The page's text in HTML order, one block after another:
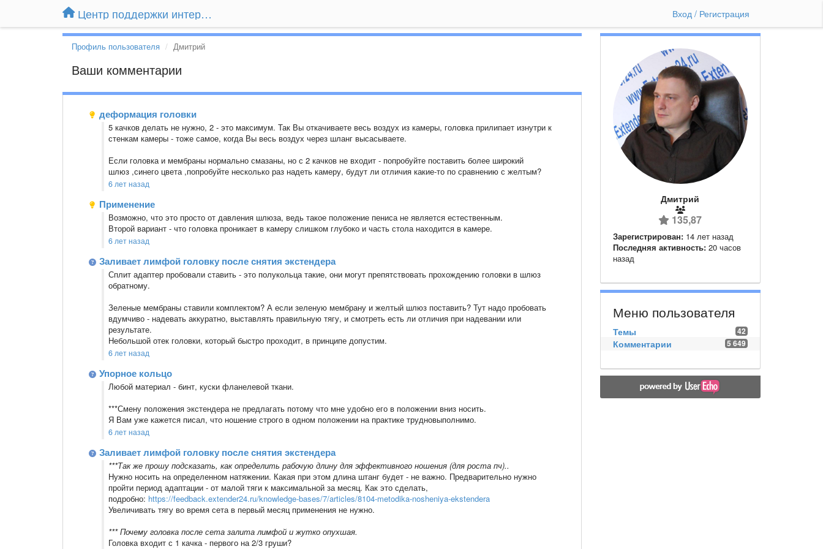
Центр поддержки интернет-магазина Extender24.ru Вход / Регистрация
Профиль пользователя Дмитрий
Ваши комментарии
деформация головки
5 качков делать не нужно, 2 - это максимум. Так Вы откачиваете весь воздух из камеры, головка прилипает изнутри к
стенкам камеры - тоже самое, когда Вы весь воздух через шланг высасываете.
Если головка и мембраны нормально смазаны, но с 2 качков не входит - попробуйте поставить более широкий
шлюз ,синего цвета ,попробуйте несколько раз надеть камеру, будут ли отличия какие-то по сравнению с желтым?
6 лет назад
Применение
Возможно, что это просто от давления шлюза, ведь такое положение пениса не является естественным.
Второй вариант - что головка проникает в камеру слишком глубоко и часть стола находится в камере.
6 лет назад
Заливает лимфой головку после снятия экстендера
Сплит адаптер пробовали ставить - это полукольца такие, они могут препятствовать прохождению головки в шлюз
обратному.
Зеленые мембраны ставили комплектом? А если зеленую мембрану и желтый шлюз поставить? Тут надо пробовать
вдумчиво - надевать аккуратно, выставлять правильную тягу, и смотреть есть ли отличия при надевании или
результате.
Небольшой отек головки, который быстро проходит, в принципе допустим.
6 лет назад
Упорное кольцо
Любой материал - бинт, куски фланелевой ткани.
***Смену положения экстендера не предлагать потому что мне удобно его в положении вниз носить.
Я Вам уже кажется писал, что ношение строго в одном положении на практике трудновыполнимо.
6 лет назад
Заливает лимфой головку после снятия экстендера
***Так же прошу подсказать, как определить рабочую длину для эффективного ношения (для роста пч)..
Нужно носить на определенном натяжении. Какая при этом длина штанг будет - не важно. Предварительно нужно
пройти период адаптации - от малой тяги к максимальной за месяц. Как это сделать,
подробно: https://feedback.extender24.ru/knowledge-bases/7/articles/8104-metodika-nosheniya-ekstendera
Увеличивать тягу во время сета в первый месяц применения не нужно.
*** Почему головка после сета залита лимфой и жутко опухшая.
Головка входит с 1 качка - первого на 2/3 груши?
Дмитрий
135,87
Зарегистрирован: 14 лет назад
Последняя активность: 20 часов
назад
Меню пользователя
42
Темы
5 649
Комментарии